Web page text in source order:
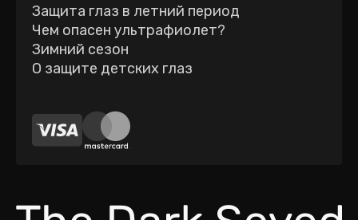
Защита глаз в летний период
Чем опасен ультрафиолет?
Зимний сезон
О защите детских глаз